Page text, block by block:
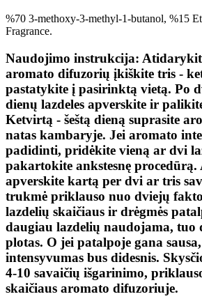
%70 3-methoxy-3-methyl-1-butanol, %15
Fragrance.
Naudojimo instrukcija:
aromato difuzorių įkiškite tris -
pastatykite į pasirinktą vietą. Po
dienų lazdeles apverskite ir
Ketvirtą - šeštą dieną suprasite
natas kambaryje. Jei aromato
padidinti, pridėkite vieną ar dvi
pakartokite ankstesnę procedūrą.
apverskite kartą per dvi ar tris
trukmė priklauso nuo dviejų
lazdelių skaičiaus ir drėgmės
daugiau lazdelių naudojama, tuo
plotas. O jei patalpoje gana
intensyvumas bus didesnis.
4-10 savaičių išgarinimo,
skaičiaus aromato difuzoriuje.